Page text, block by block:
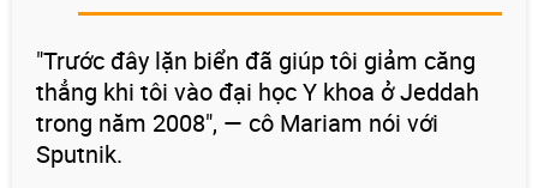
"Trước đây lặn biển đã giúp tôi giảm căng
thẳng khi tôi vào đại học Y khoa ở Jeddah
trong năm 2008", — cô Mariam nói với
Sputnik.